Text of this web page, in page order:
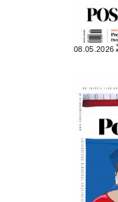
08.05.2026